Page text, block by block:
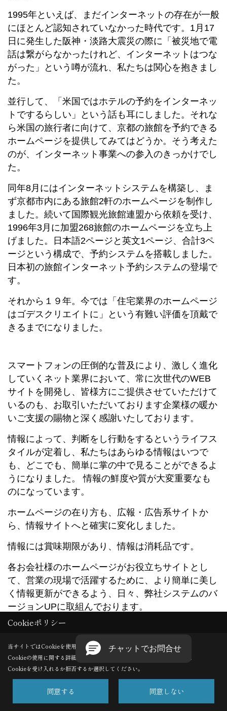
1995年といえば、まだインターネットの存在が一般
にほとんど認知されていなかった時代です。1月17
日に発生した阪神・淡路大震災の際に「被災地で電
話は繋がらなかったけれど、インターネットはつな
がった」という噂が流れ、私たちは関心を抱きまし
た。
並行して、「米国ではホテルの予約をインターネッ
トでするらしい」という話も耳にしました。それな
ら米国の旅行者に向けて、京都の旅館を予約できる
ホームページを提供してみてはどうか。そう考えた
のが、インターネット事業への参入のきっかけでし
た。
同年8月にはインターネットシステムを構築し、ま
ず京都市内にある旅館2軒のホームページを制作し
ました。続いて国際観光旅館連盟から依頼を受け、
1996年3月に加盟268旅館のホームページを立ち上
げました。日本語2ページと英文1ページ、合計3ペ
ージという構成で、予約システムを搭載しました。
日本初の旅館インターネット予約システムの登場で
す。
それから１９年。今では「住宅業界のホームページ
はゴデスクリエイトに」という有難い評価を頂戴で
きるまでになりました。
スマートフォンの圧倒的な普及により、激しく進化
していくネット業界において、常に次世代のWEB
サイトを開発し、皆様方にご提供させていただけて
いるのも、お取引いただいております企業様の暖か
いご支援の賜物と深く感謝いたしております。
情報によって、判断をし行動をするというライフス
タイルが定着し、私たちはあらゆる情報はいつで
も、どこでも、簡単に掌の中で見ることができるよ
うになりました。 情報の鮮度や質が大変重要なも
のになっています。
ホームページの在り方も、広報・広告系サイトか
ら、情報サイトへと確実に変化しました。
情報には賞味期限があり、情報は消耗品です。
各お会社様のホームページがお役立ちサイトとし
て、営業の現場で活躍するために、より簡単に美し
く情報更新ができるよう、日々、弊社システムのバ
ージョンUPに取組んでおります。
今月より皆様の強力な武器となる、「360度パノラ
マ映像」が簡単に使えるようになりました。
まだまだ業界内では、どこもパノラマ映像をホーム
ページで手軽に自由に扱っておられません。他社と
の差別化や、それ以上にお客様へのわかりやすいご
説明ツール・営業ツールとして、「360度パノラマ
Cookieポリシー
当サイトではCookieを使用します。
Cookieの使用に関する詳細は 「プライバシーポリシー
」をご覧ください。
Cookieを受け入れるか拒否するか選択してください。
同意する 同意しない